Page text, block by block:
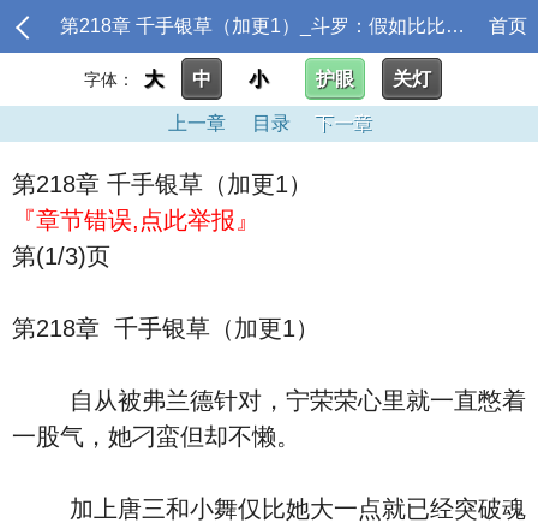
第218章 千手银草（加更1）_斗罗：假如比比东有了挂 首页
字体： 大 中 小 护眼 关灯
上一章 目录 下一章
第218章 千手银草（加更1）
『章节错误,点此举报』
第(1/3)页
第218章 千手银草（加更1）
自从被弗兰德针对，宁荣荣心里就一直憋着
一股气，她刁蛮但却不懒。
加上唐三和小舞仅比她大一点就已经突破魂